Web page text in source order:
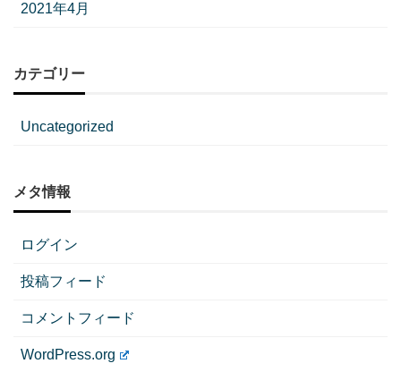
2021年4月
カテゴリー
Uncategorized
メタ情報
ログイン
投稿フィード
コメントフィード
WordPress.org